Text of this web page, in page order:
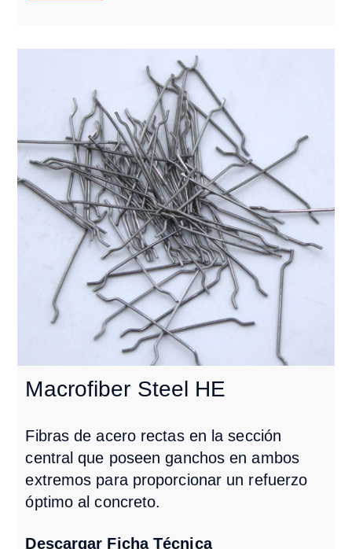
Macrofiber Steel HE
Fibras de acero rectas en la sección
central que poseen ganchos en ambos
extremos para proporcionar un refuerzo
óptimo al concreto.
Descargar Ficha Técnica